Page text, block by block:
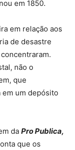
em 1850.
em relação aos
de desastre
não o
que
um depósito
da Pro Publica,
que os